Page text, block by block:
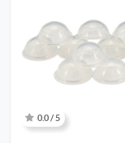
0.0 / 5